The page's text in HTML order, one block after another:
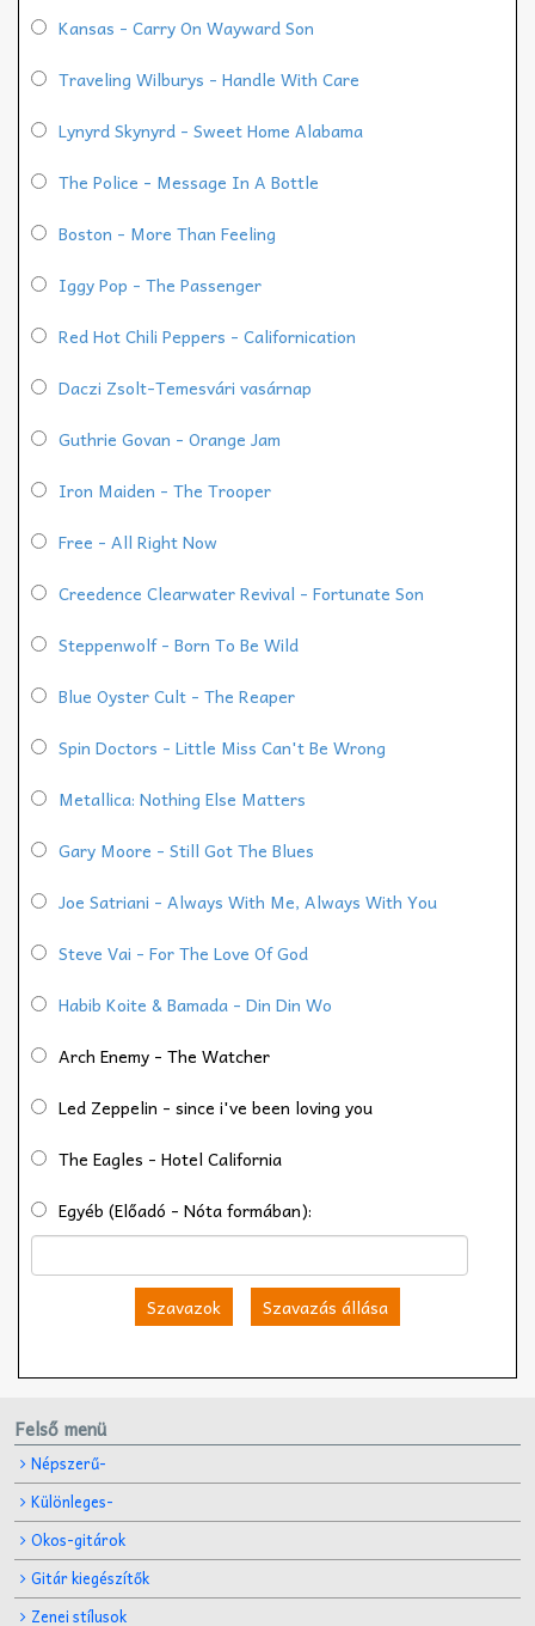
Kansas - Carry On Wayward Son
Traveling Wilburys - Handle With Care
Lynyrd Skynyrd - Sweet Home Alabama
The Police - Message In A Bottle
Boston - More Than Feeling
Iggy Pop - The Passenger
Red Hot Chili Peppers - Californication
Daczi Zsolt-Temesvári vasárnap
Guthrie Govan - Orange Jam
Iron Maiden - The Trooper
Free - All Right Now
Creedence Clearwater Revival - Fortunate Son
Steppenwolf - Born To Be Wild
Blue Oyster Cult - The Reaper
Spin Doctors - Little Miss Can't Be Wrong
Metallica: Nothing Else Matters
Gary Moore - Still Got The Blues
Joe Satriani - Always With Me, Always With You
Steve Vai - For The Love Of God
Habib Koite & Bamada - Din Din Wo
Arch Enemy - The Watcher
Led Zeppelin - since i've been loving you
The Eagles - Hotel California
Egyéb (Előadó - Nóta formában):
Szavazok Szavazás állása
Felső menü
Népszerű-
Különleges-
Okos-gitárok
Gitár kiegészítők
Zenei stílusok